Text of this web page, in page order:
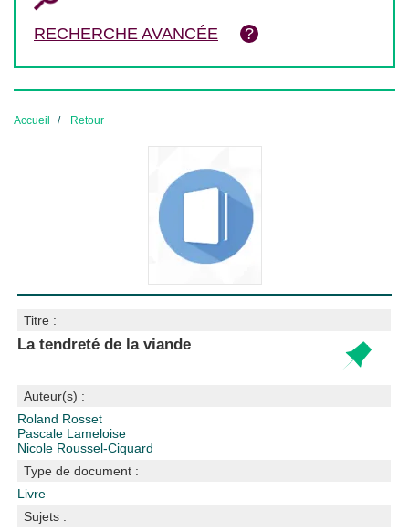
RECHERCHE AVANCÉE
Accueil Retour
Titre :
La tendreté de la viande
Auteur(s) :
Roland Rosset
Pascale Lameloise
Nicole Roussel-Ciquard
Type de document :
Livre
Sujets :